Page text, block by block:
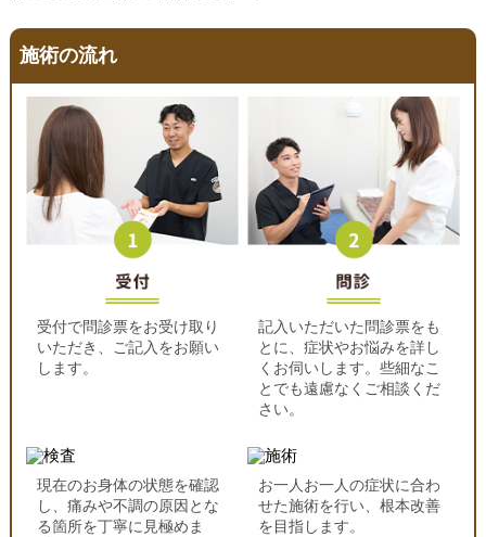
施術の流れ
受付で問診票をお受け取り
いただき、ご記入をお願い
します。
記入いただいた問診票をも
とに、症状やお悩みを詳し
くお伺いします。些細なこ
とでも遠慮なくご相談くだ
さい。
現在のお身体の状態を確認
し、痛みや不調の原因とな
る箇所を丁寧に見極めま
お一人お一人の症状に合わ
せた施術を行い、根本改善
を目指します。